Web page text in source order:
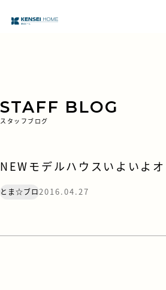
STAFF BLOG
スタッフブログ
NEWモデルハウスいよいよオ
とま☆ブロ2016.04.27